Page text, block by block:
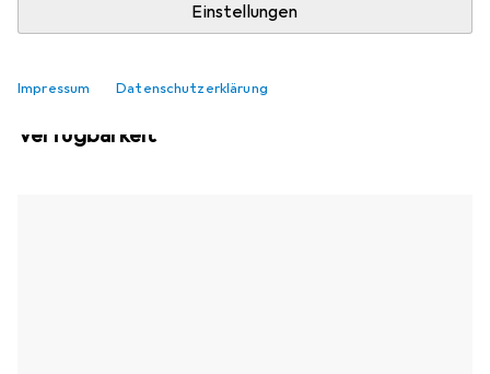
Einstellungen
Impressum Datenschutzerklärung
Ähnliche Produkte mit besserer
Verfügbarkeit